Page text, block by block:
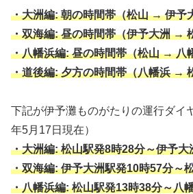
・大洲編: 朝の時間帯（松山 → 伊予
・双海編: 昼の時間帯（伊予大洲 →
・八幡浜編: 昼の時間帯（松山 → 八
・道後編: 夕方の時間帯（八幡浜 →
下記が伊予灘ものがたりの運行ダイ
年5月17日現在）
・大洲編: 松山駅発8時28分～伊予大
・双海編:伊予大洲駅発10時57分～
・八幡浜編:松山駅発13時38分～八